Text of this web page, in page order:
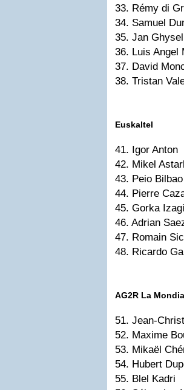
33. Rémy di
34. Samuel
35. Jan
36. Luis Angel
37. David
38. Tristan
Euskaltel
41. Igor Anton
42. Mikel
43. Peio Bilbao
44. Pierre
45. Gorka
46. Adrian
47. Romain
48. Ricardo
AG2R La
51. Jean-
52. Maxime
53. Mikaël
54. Hubert
55. Blel Kadri